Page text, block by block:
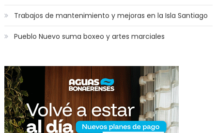
Trabajos de mantenimiento y mejoras en la Isla Santiago
Pueblo Nuevo suma boxeo y artes marciales